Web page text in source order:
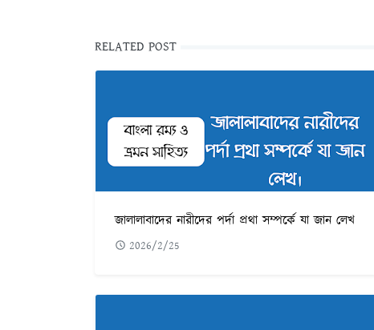
RELATED POST
জালালাবাদের নারীদের পর্দা প্রথা সম্পর্কে যা জান লেখ
2026/2/25